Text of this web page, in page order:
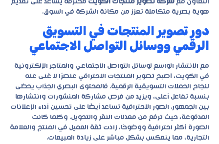
التعاون مع شركة تصوير منتجات الكويت محترفة يساعد على تقديم
هوية بصرية متكاملة تعزز من مكانة الشركة في السوق.
دور تصوير المنتجات في التسويق
الرقمي ووسائل التواصل الاجتماعي
مع الانتشار الواسع لوسائل التواصل الاجتماعي والمتاجر الإلكترونية
في الكويت، أصبح تصوير المنتجات الاحترافي عنصرًا لا غنى عنه
لنجاح الحملات التسويقية الرقمية. فالمحتوى البصري الجذاب يحظى
بنسبة تفاعل أعلى، ويزيد من فرص مشاركة المنشورات وانتشارها
بين الجمهور. الصور الاحترافية تساعد أيضًا على تحسين أداء الإعلانات
المدفوعة، حيث ترفع من معدلات النقر والتحويل. وكلما كانت
الصورة أكثر احترافية ووضوحًا، زادت ثقة العميل في المنتج والعلامة
التجارية، مما ينعكس بشكل مباشر على زيادة المبيعات.